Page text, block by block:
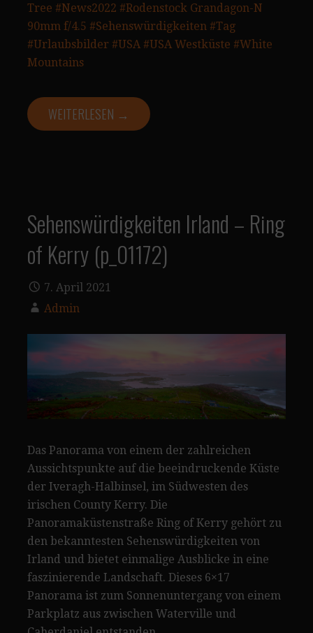
Tree #News2022 #Rodenstock Grandagon-N
90mm f/4.5 #Sehenswürdigkeiten #Tag
#Urlaubsbilder #USA #USA Westküste #White
Mountains
WEITERLESEN →
Sehenswürdigkeiten Irland – Ring
of Kerry (p_01172)
7. April 2021
Admin
Das Panorama von einem der zahlreichen
Aussichtspunkte auf die beeindruckende Küste
der Iveragh-Halbinsel, im Südwesten des
irischen County Kerry. Die
Panoramaküstenstraße Ring of Kerry gehört zu
den bekanntesten Sehenswürdigkeiten von
Irland und bietet einmalige Ausblicke in eine
faszinierende Landschaft. Dieses 6×17
Panorama ist zum Sonnenuntergang von einem
Parkplatz aus zwischen Waterville und